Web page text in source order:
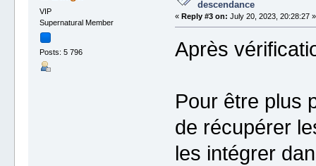
VIP
Supernatural Member
Posts: 5 796
descendance
« Reply #3 on: July 20, 2023, 20:28:27 »
Après
Pour être plus
de récupérer
les intégrer